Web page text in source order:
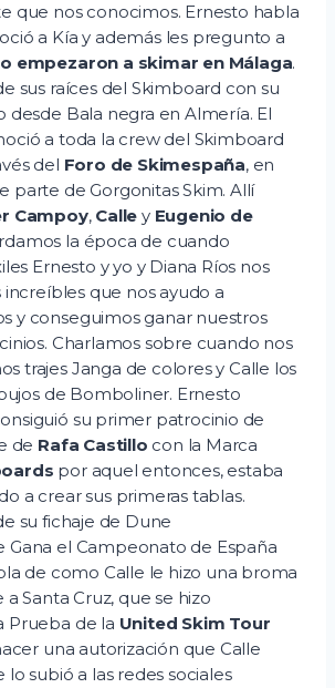
que nos conocimos. Ernesto habla
a Kía y además les pregunto a
empezaron a skimar en Málaga.
sus raíces del Skimboard con su
desde Bala negra en Almería. El
a toda la crew del Skimboard
del Foro de Skimespaña, en
parte de Gorgonitas Skim. Allí
Campoy, Calle y Eugenio de
la época de cuando
Ernesto y yo y Diana Ríos nos
increíbles que nos ayudo a
y conseguimos ganar nuestros
Charlamos sobre cuando nos
trajes Janga de colores y Calle los
de Bomboliner. Ernesto
su primer patrocinio de
de Rafa Castillo con la Marca
por aquel entonces, estaba
a crear sus primeras tablas.
su fichaje de Dune
el Campeonato de España
de como Calle le hizo una broma
Santa Cruz, que se hizo
Prueba de la United Skim Tour
una autorización que Calle
subió a las redes sociales